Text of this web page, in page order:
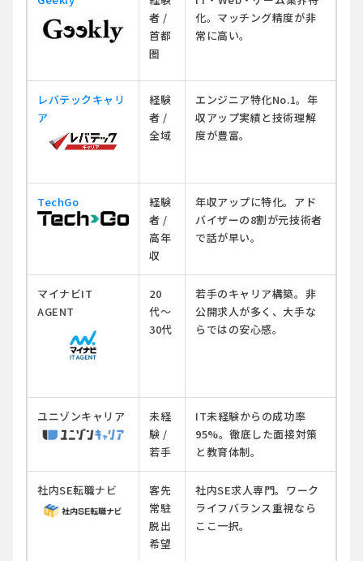
者 /
首都
圏
化。マッチング精度が非
常に高い。
レバテックキャリ
ア
経験
者 /
全域
エンジニア特化No.1。年
収アップ実績と技術理解
度が豊富。
TechGo
経験
者 /
高年
収
年収アップに特化。アド
バイザーの8割が元技術者
で話が早い。
マイナビIT
AGENT
20
代〜
30代
若手のキャリア構築。非
公開求人が多く、大手な
らではの安心感。
ユニゾンキャリア
未経
験 /
若手
IT未経験からの成功率
95%。徹底した面接対策
と教育体制。
社内SE転職ナビ
客先
常駐
脱出
希望
社内SE求人専門。ワーク
ライフバランス重視なら
ここ一択。